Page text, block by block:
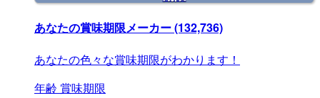
あなたの賞味期限メーカー(132,736)
あなたの色々な賞味期限がわかります！
年齢 賞味期限